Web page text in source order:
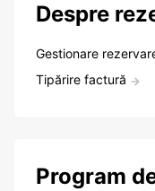
Despre
Gestionare
Tipărire factură
Program